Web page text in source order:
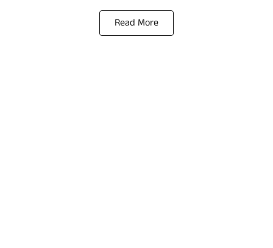
Read More